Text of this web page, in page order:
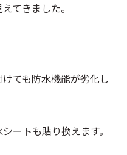
てきました。
ても防水機能が劣化し
ートも貼り換えます。